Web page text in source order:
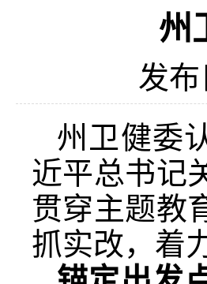
州
发
州卫健委
近平总书记
贯穿主题教
抓实改，着